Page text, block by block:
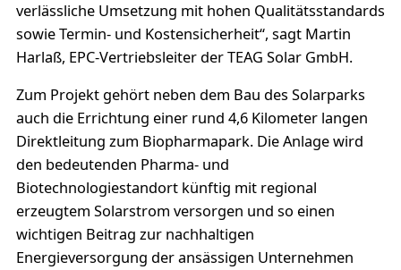
verlässliche Umsetzung mit hohen Qualitätsstandards
sowie Termin- und Kostensicherheit“, sagt Martin
Harlaß, EPC-Vertriebsleiter der TEAG Solar GmbH.
Zum Projekt gehört neben dem Bau des Solarparks
auch die Errichtung einer rund 4,6 Kilometer langen
Direktleitung zum Biopharmapark. Die Anlage wird
den bedeutenden Pharma- und
Biotechnologiestandort künftig mit regional
erzeugtem Solarstrom versorgen und so einen
wichtigen Beitrag zur nachhaltigen
Energieversorgung der ansässigen Unternehmen